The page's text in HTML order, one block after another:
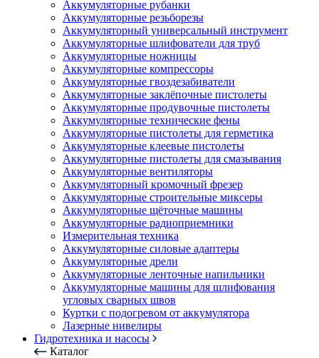
Аккумуляторные рубанки
Аккумуляторные резьборезы
Аккумуляторный универсальный инструмент
Аккумуляторные шлифователи для труб
Аккумуляторные ножницы
Аккумуляторные компрессоры
Аккумуляторные гвоздезабиватели
Аккумуляторные заклёпочные пистолеты
Аккумуляторные продувочные пистолеты
Аккумуляторные технические фены
Аккумуляторные пистолеты для герметика
Аккумуляторные клеевые пистолеты
Аккумуляторные пистолеты для смазывания
Аккумуляторные вентиляторы
Аккумуляторный кромочный фрезер
Аккумуляторные строительные миксеры
Аккумуляторные щёточные машины
Аккумуляторные радиоприемники
Измерительная техника
Аккумуляторные силовые адаптеры
Аккумуляторные дрели
Аккумуляторные ленточные напильники
Аккумуляторные машины для шлифования
угловых сварных швов
Куртки с подогревом от аккумулятора
Лазерные нивелиры
Гидротехника и насосы
Каталог